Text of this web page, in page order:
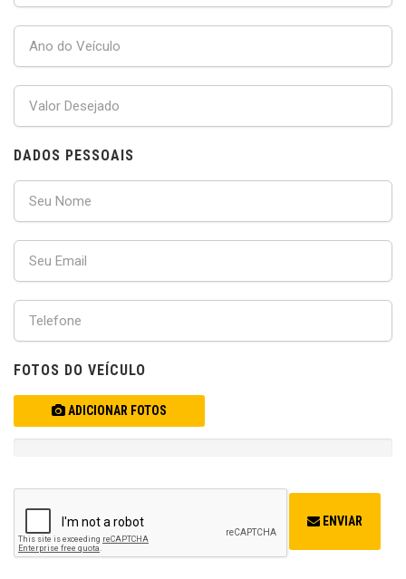
DADOS PESSOAIS
FOTOS DO VEÍCULO
ADICIONAR FOTOS
ENVIAR